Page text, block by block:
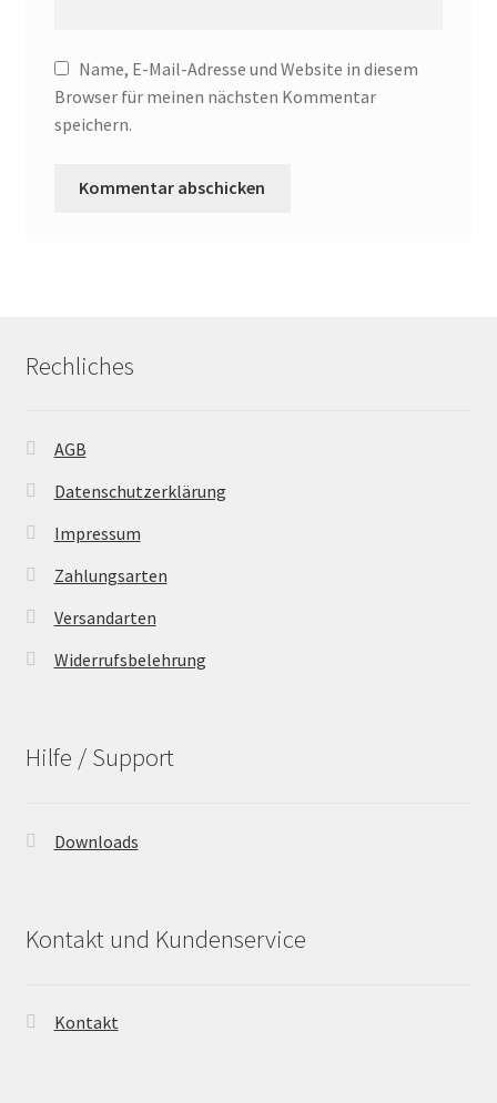
Name, E-Mail-Adresse und Website in diesem
Browser für meinen nächsten Kommentar
speichern.
Rechliches
AGB
Datenschutzerklärung
Impressum
Zahlungsarten
Versandarten
Widerrufsbelehrung
Hilfe / Support
Downloads
Kontakt und Kundenservice
Kontakt